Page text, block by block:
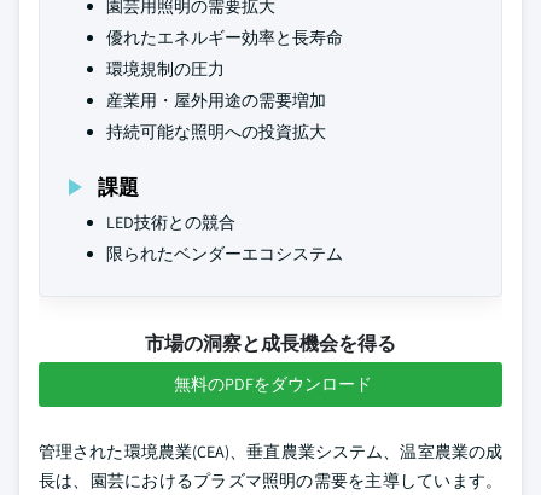
園芸用照明の需要拡大
優れたエネルギー効率と長寿命
環境規制の圧力
産業用・屋外用途の需要増加
持続可能な照明への投資拡大
課題
LED技術との競合
限られたベンダーエコシステム
市場の洞察と成長機会を得る
無料のPDFをダウンロード
管理された環境農業(CEA)、垂直農業システム、温室農業の成
長は、園芸におけるプラズマ照明の需要を主導しています。